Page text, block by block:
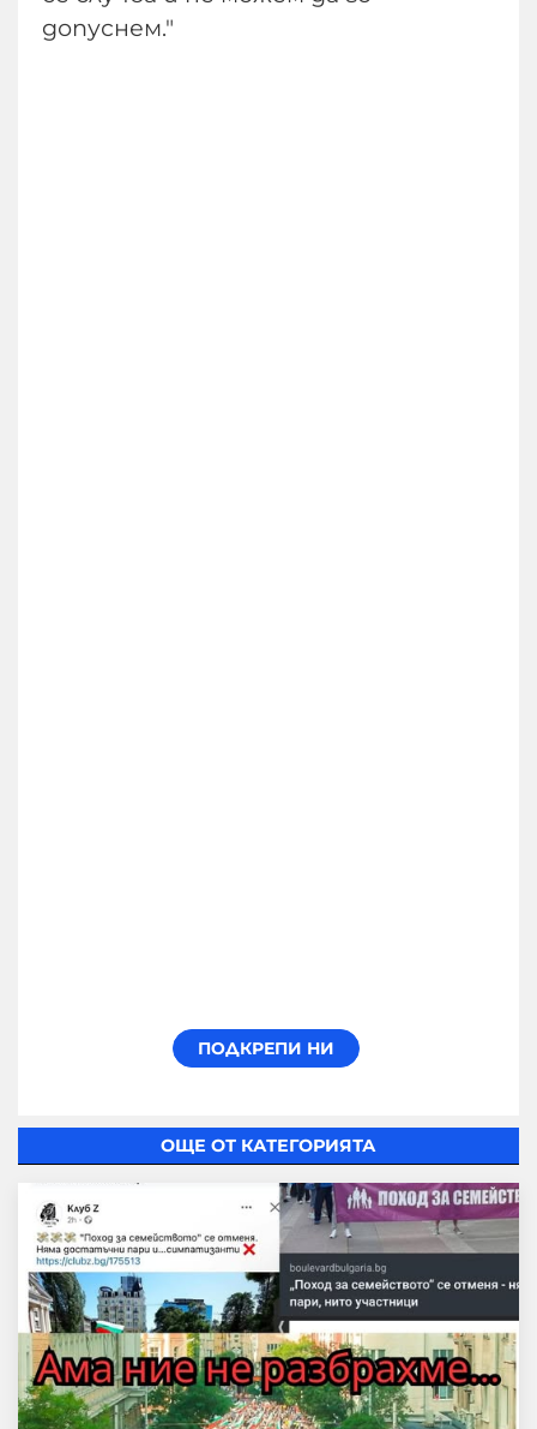
допуснем."
ОЩЕ ОТ КАТЕГОРИЯТА